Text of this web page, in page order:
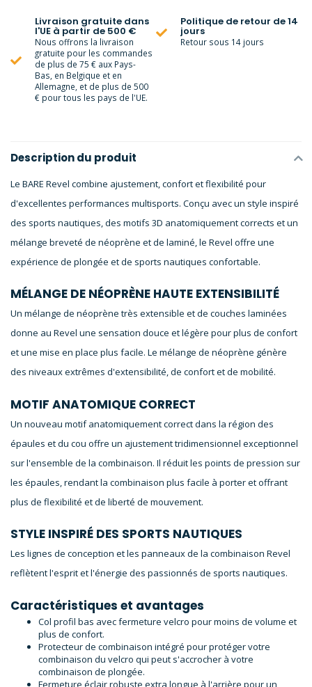
Livraison gratuite dans
l'UE à partir de 500 €
Nous offrons la livraison
gratuite pour les commandes
de plus de 75 € aux Pays-
Bas, en Belgique et en
Allemagne, et de plus de 500
€ pour tous les pays de l'UE.
Politique de retour de 14
jours
Retour sous 14 jours
Description du produit
Le BARE Revel combine ajustement, confort et flexibilité pour
d'excellentes performances multisports. Conçu avec un style inspiré
des sports nautiques, des motifs 3D anatomiquement corrects et un
mélange breveté de néoprène et de laminé, le Revel offre une
expérience de plongée et de sports nautiques confortable.
MÉLANGE DE NÉOPRÈNE HAUTE EXTENSIBILITÉ
Un mélange de néoprène très extensible et de couches laminées
donne au Revel une sensation douce et légère pour plus de confort
et une mise en place plus facile. Le mélange de néoprène génère
des niveaux extrêmes d'extensibilité, de confort et de mobilité.
MOTIF ANATOMIQUE CORRECT
Un nouveau motif anatomiquement correct dans la région des
épaules et du cou offre un ajustement tridimensionnel exceptionnel
sur l'ensemble de la combinaison. Il réduit les points de pression sur
les épaules, rendant la combinaison plus facile à porter et offrant
plus de flexibilité et de liberté de mouvement.
STYLE INSPIRÉ DES SPORTS NAUTIQUES
Les lignes de conception et les panneaux de la combinaison Revel
reflètent l'esprit et l'énergie des passionnés de sports nautiques.
Caractéristiques et avantages
Col profil bas avec fermeture velcro pour moins de volume et
plus de confort.
Protecteur de combinaison intégré pour protéger votre
combinaison du velcro qui peut s'accrocher à votre
combinaison de plongée.
Fermeture éclair robuste extra longue à l'arrière pour un